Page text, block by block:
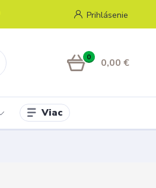
Prihlásenie
0 0,00 €
Viac